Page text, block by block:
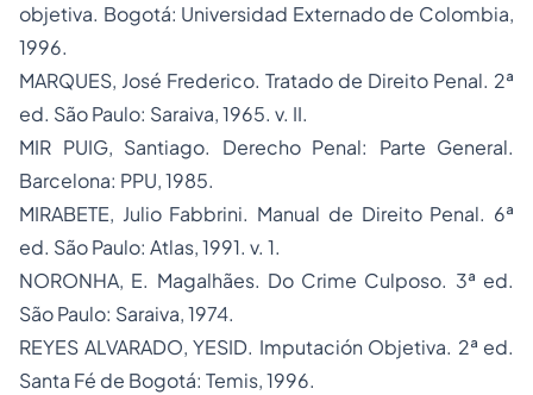
objetiva. Bogotá: Universidad Externado de Colombia,
1996.
MARQUES, José Frederico. Tratado de Direito Penal. 2ª
ed. São Paulo: Saraiva, 1965. v. II.
MIR PUIG, Santiago. Derecho Penal: Parte General.
Barcelona: PPU, 1985.
MIRABETE, Julio Fabbrini. Manual de Direito Penal. 6ª
ed. São Paulo: Atlas, 1991. v. 1.
NORONHA, E. Magalhães. Do Crime Culposo. 3ª ed.
São Paulo: Saraiva, 1974.
REYES ALVARADO, YESID. Imputación Objetiva. 2ª ed.
Santa Fé de Bogotá: Temis, 1996.